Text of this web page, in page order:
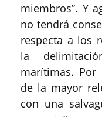
miembros”. Y
no tendrá
respecta a los
la
marítimas. Por
de la mayor
con una